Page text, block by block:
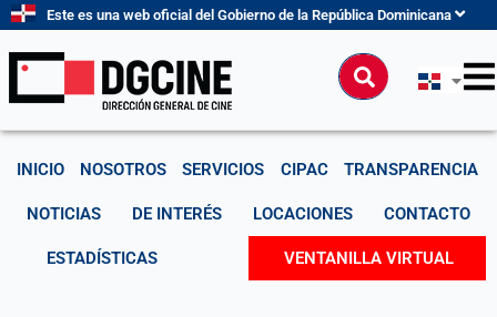
contenido
Este es una web oficial del Gobierno de la República Dominicana
Buscar
INICIO NOSOTROS SERVICIOS CIPAC TRANSPARENCIA
NOTICIAS DE INTERÉS LOCACIONES CONTACTO
ESTADÍSTICAS VENTANILLA VIRTUAL